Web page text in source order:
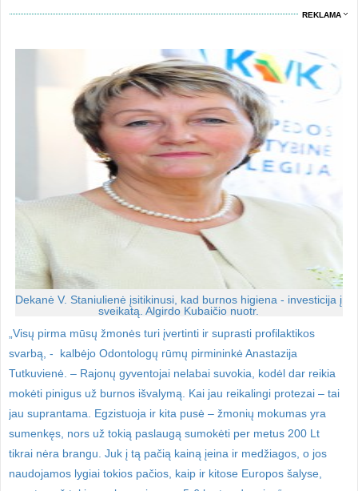
REKLAMA
Dekanė V. Staniulienė įsitikinusi, kad burnos higiena - investicija į
sveikatą. Algirdo Kubaičio nuotr.
„Visų pirma mūsų žmonės turi įvertinti ir suprasti profilaktikos
svarbą, - kalbėjo Odontologų rūmų pirmininkė Anastazija
Tutkuvienė. – Rajonų gyventojai nelabai suvokia, kodėl dar reikia
mokėti pinigus už burnos išvalymą. Kai jau reikalingi protezai – tai
jau suprantama. Egzistuoja ir kita pusė – žmonių mokumas yra
sumenkęs, nors už tokią paslaugą sumokėti per metus 200 Lt
tikrai nėra brangu. Juk į tą pačią kainą įeina ir medžiagos, o jos
naudojamos lygiai tokios pačios, kaip ir kitose Europos šalyse,